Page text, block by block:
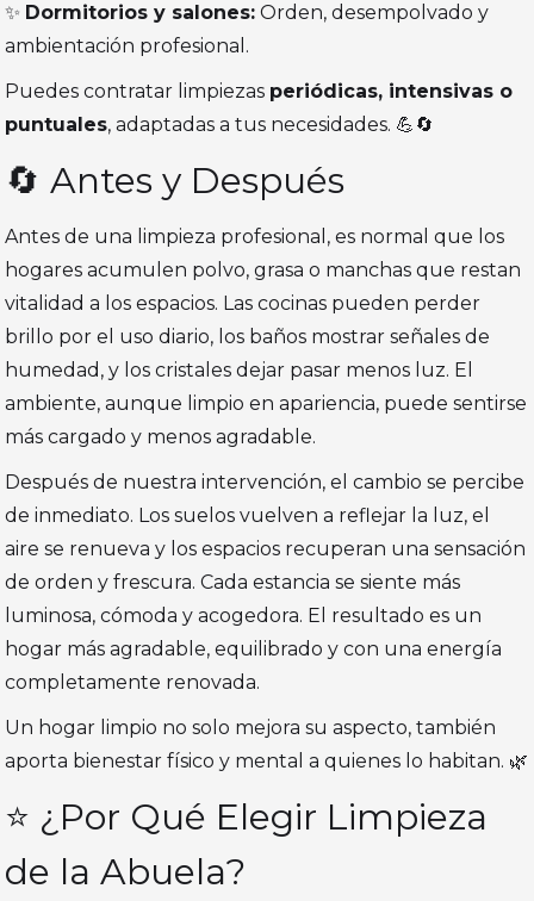
✨ Dormitorios y salones: Orden, desempolvado y
ambientación profesional.
Puedes contratar limpiezas periódicas, intensivas o
puntuales, adaptadas a tus necesidades. 💪🔄
🔄 Antes y Después
Antes de una limpieza profesional, es normal que los
hogares acumulen polvo, grasa o manchas que restan
vitalidad a los espacios. Las cocinas pueden perder
brillo por el uso diario, los baños mostrar señales de
humedad, y los cristales dejar pasar menos luz. El
ambiente, aunque limpio en apariencia, puede sentirse
más cargado y menos agradable.
Después de nuestra intervención, el cambio se percibe
de inmediato. Los suelos vuelven a reflejar la luz, el
aire se renueva y los espacios recuperan una sensación
de orden y frescura. Cada estancia se siente más
luminosa, cómoda y acogedora. El resultado es un
hogar más agradable, equilibrado y con una energía
completamente renovada.
Un hogar limpio no solo mejora su aspecto, también
aporta bienestar físico y mental a quienes lo habitan. 🌿
⭐ ¿Por Qué Elegir Limpieza
de la Abuela?